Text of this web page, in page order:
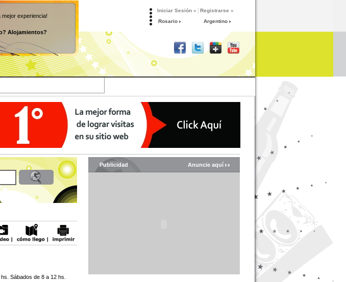
mejor experiencia!
Alojamientos?
Iniciar Sesión »
Registrarse »
Rosario
Argentino
Sábados de 8 a 12 hs.
Publicidad Anuncie aquí